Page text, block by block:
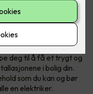
du har, og
et sikkert, pålitelig og
deg til å få et trygt og
i bolig din.
som du kan og bør
en elektriker.